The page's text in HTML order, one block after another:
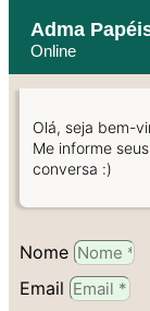
Adma
Online
Olá, seja bem-
Me informe
conversa :)
Nome
Email